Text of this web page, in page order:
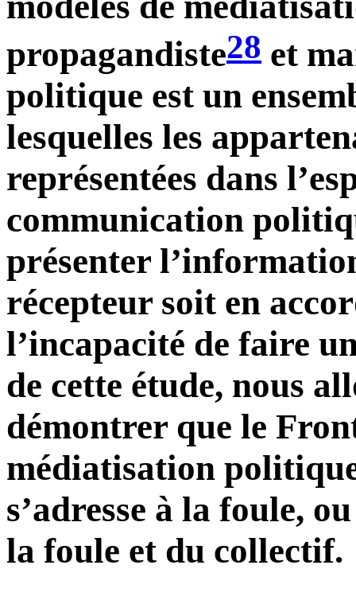
propagandiste28 et
politique est un
lesquelles les
représentées dans
communication
présenter
récepteur soit en
l’incapacité de faire
de cette étude, nous
démontrer que le
médiatisation
s’adresse à la foule,
la foule et du collectif.